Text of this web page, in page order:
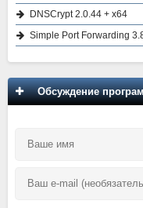
DNSCrypt 2.0.44 + x64
Simple Port Forwarding
Обсуждение